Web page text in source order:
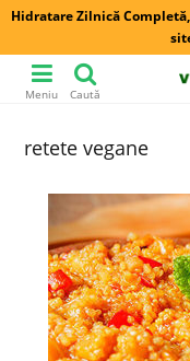
Hidratare Zilnică
Meniu Caută
retete vegane